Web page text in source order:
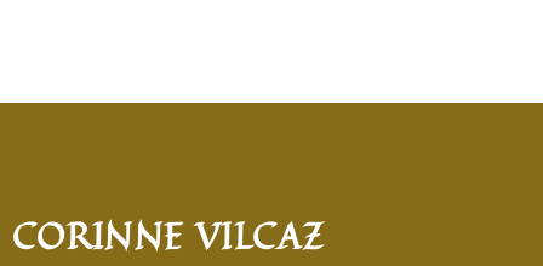
CORINNE VILCAZ